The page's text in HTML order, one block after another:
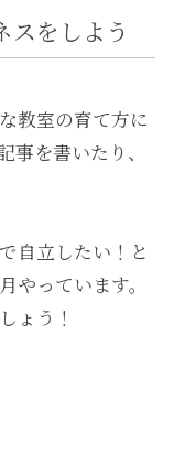
スをしよう
教室の育て方に
を書いたり、
自立したい！と
やっています。
ょう！